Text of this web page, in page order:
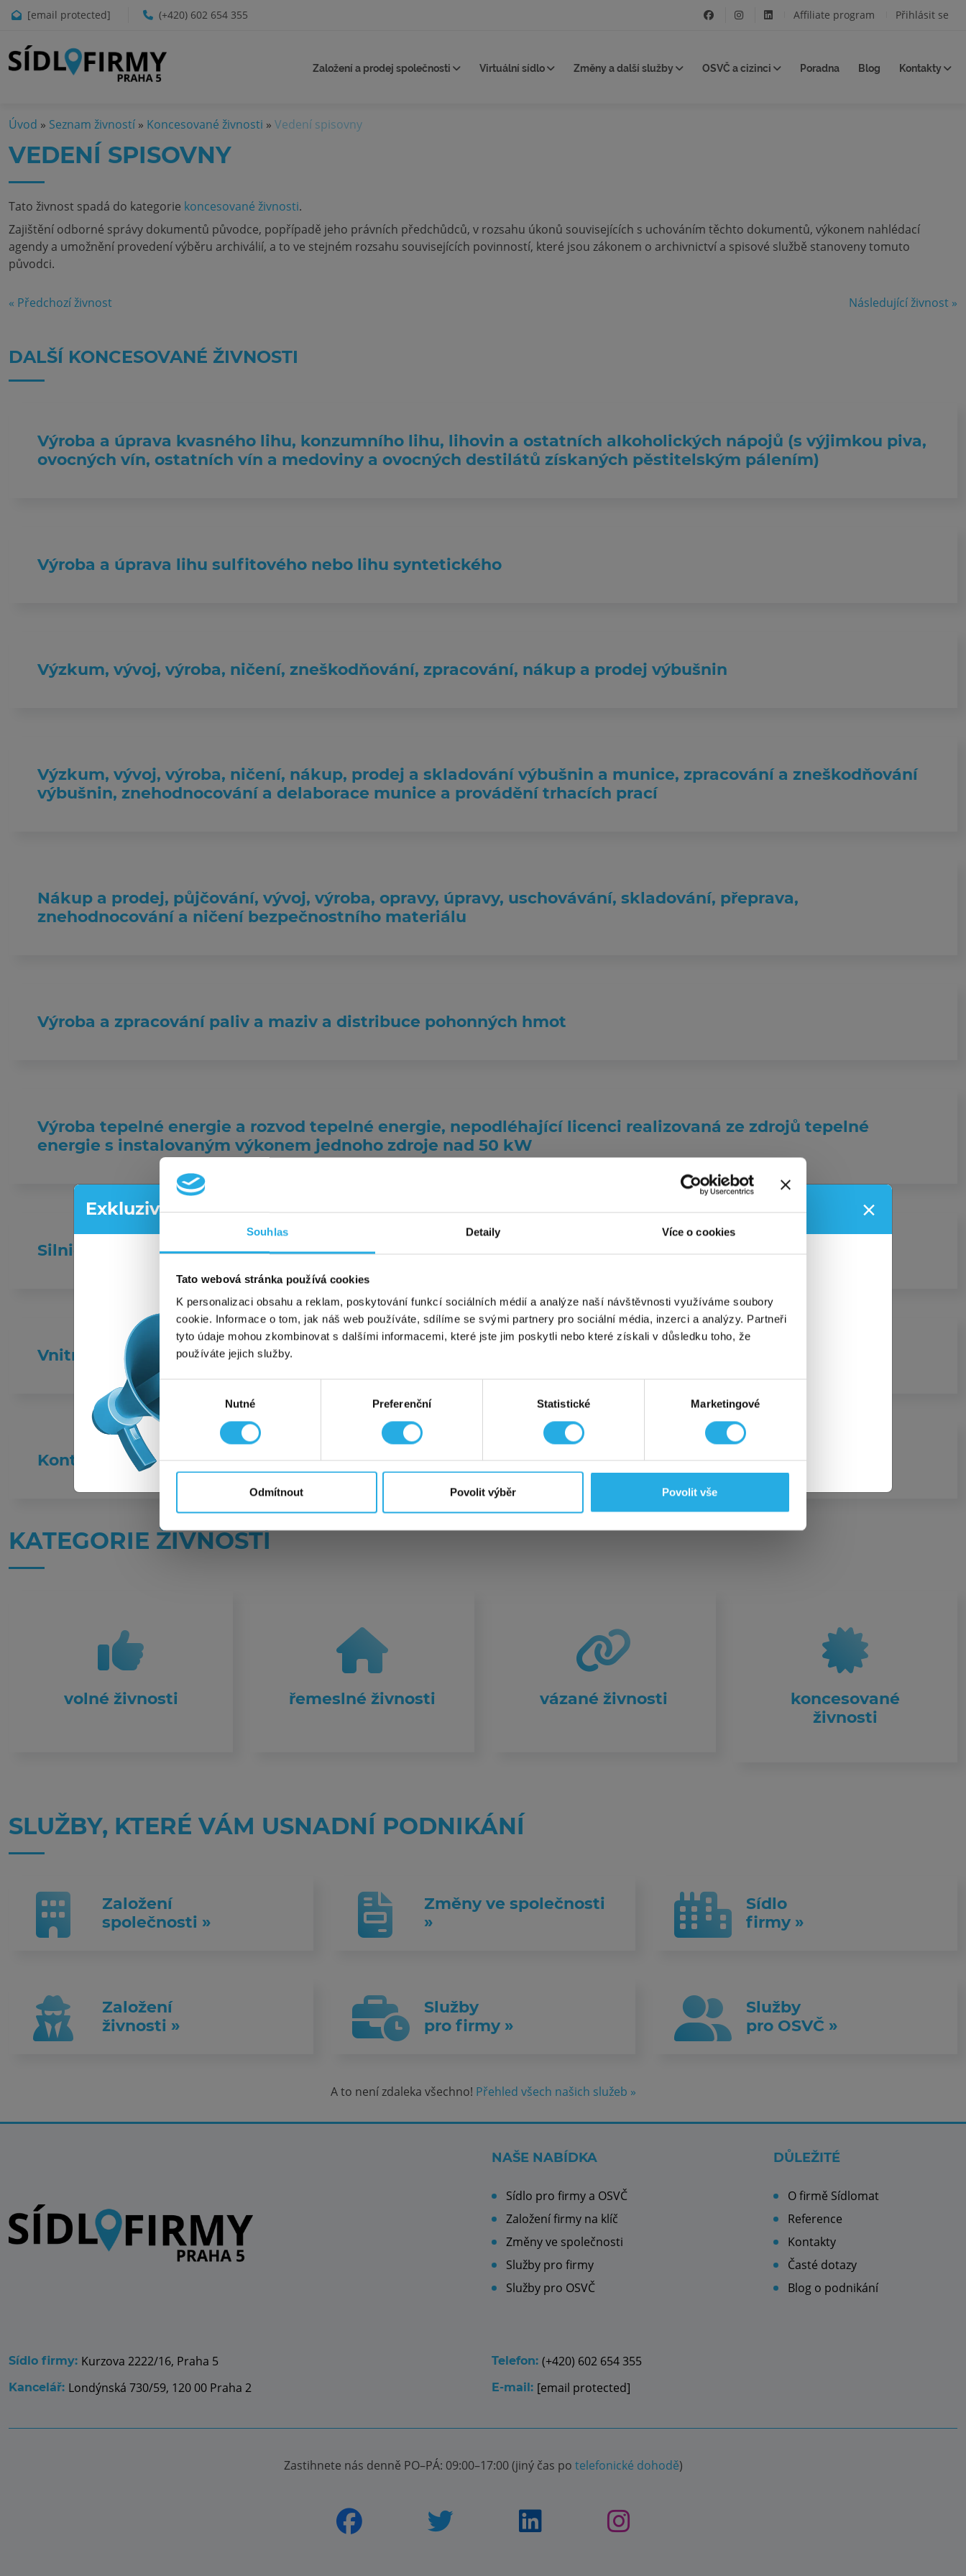
Souhlas Detaily Více o cookies
Tato webová stránka používá cookies
K personalizaci obsahu a reklam, poskytování funkcí sociálních médií a analýze naší návštěvnosti využíváme soubory
cookie. Informace o tom, jak náš web používáte, sdílíme se svými partnery pro sociální média, inzerci a analýzy. Partneři
tyto údaje mohou zkombinovat s dalšími informacemi, které jste jim poskytli nebo které získali v důsledku toho, že
používáte jejich služby.
Nutné Preferenční Statistické Marketingové
Odmítnout Povolit výběr Povolit vše
[email protected] (+420) 602 654 355 Affiliate program Přihlásit se
Založení a prodej společnosti Virtuální sídlo Změny a další služby OSVČ a cizinci Poradna Blog Kontakty
Úvod » Seznam živností » Koncesované živnosti » Vedení spisovny
VEDENÍ SPISOVNY
Tato živnost spadá do kategorie koncesované živnosti.
Zajištění odborné správy dokumentů původce, popřípadě jeho právních předchůdců, v rozsahu úkonů souvisejících s uchováním těchto dokumentů, výkonem nahlédací
agendy a umožnění provedení výběru archiválií, a to ve stejném rozsahu souvisejících povinností, které jsou zákonem o archivnictví a spisové službě stanoveny tomuto
původci.
« Předchozí živnost Následující živnost »
DALŠÍ KONCESOVANÉ ŽIVNOSTI
Výroba a úprava kvasného lihu, konzumního lihu, lihovin a ostatních alkoholických nápojů (s výjimkou piva,
ovocných vín, ostatních vín a medoviny a ovocných destilátů získaných pěstitelským pálením)
Výroba a úprava lihu sulfitového nebo lihu syntetického
Výzkum, vývoj, výroba, ničení, zneškodňování, zpracování, nákup a prodej výbušnin
Výzkum, vývoj, výroba, ničení, nákup, prodej a skladování výbušnin a munice, zpracování a zneškodňování
výbušnin, znehodnocování a delaborace munice a provádění trhacích prací
Nákup a prodej, půjčování, vývoj, výroba, opravy, úpravy, uschovávání, skladování, přeprava,
znehodnocování a ničení bezpečnostního materiálu
Výroba a zpracování paliv a maziv a distribuce pohonných hmot
Výroba tepelné energie a rozvod tepelné energie, nepodléhající licenci realizovaná ze zdrojů tepelné
energie s instalovaným výkonem jednoho zdroje nad 50 kW
Silniční motorová doprava
Vnitrozemská vodní doprava
Kontrolní testování profesionálních zařízení pro aplikaci přípravků
KATEGORIE ŽIVNOSTÍ
volné živnosti řemeslné živnosti vázané živnosti
koncesované
živnosti
SLUŽBY, KTERÉ VÁM USNADNÍ PODNIKÁNÍ
Založení
společnosti »
Změny ve společnosti
»
Sídlo
firmy »
Založení
živnosti »
Služby
pro firmy »
Služby
pro OSVČ »
A to není zdaleka všechno! Přehled všech našich služeb »
NAŠE NABÍDKA
Sídlo pro firmy a OSVČ
Založení firmy na klíč
Změny ve společnosti
Služby pro firmy
Služby pro OSVČ
DŮLEŽITÉ
O firmě Sídlomat
Reference
Kontakty
Časté dotazy
Blog o podnikání
Sídlo firmy: Kurzova 2222/16, Praha 5
Kancelář: Londýnská 730/59, 120 00 Praha 2
Telefon: (+420) 602 654 355
E-mail: [email protected]
Zastihnete nás denně PO–PÁ: 09:00–17:00 (jiný čas po telefonické dohodě)
Exkluzivní akce pro nové zákazníky – virtuální sídlo za polovinu! ×
Sháníte solidní a přitomlevné virtuální sídlopro OSVČ, firmu či spolek?
Využijte mimořádnou akci a sjednejte si u nás sídlo
5, a to
nyní jen za polovinu!
Akce se vztahuje na první uhrazené období, a to
jak navariantu START, která tak stojí jen 45 Kč měsíčně, tak i na STANDARD a
PREMIUM. Výběr varianty je samozřejmě na vás.
Všechny podrobnosti o akci a sídle na detailu zmíněné adresy Kurzova.
Pozor: Dosavadní akce nadoživotní variantuza polovinu platí taktéž! 👌
To mě zajímá